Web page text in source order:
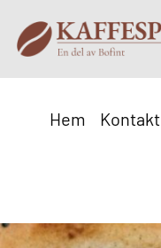
Hem Kontakt